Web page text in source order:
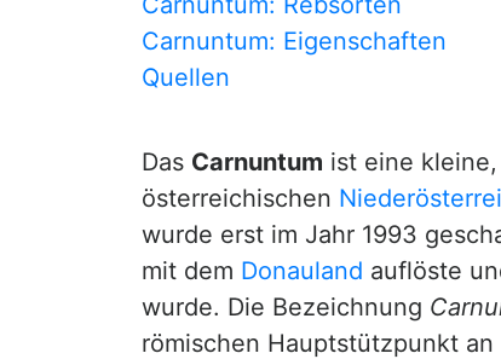
Carnuntum: Eigenschaften
Quellen
Das Carnuntum ist eine
österreichischen
wurde erst im Jahr 1993
mit dem Donauland auflöste
wurde. Die Bezeichnung
römischen Hauptstützpunkt